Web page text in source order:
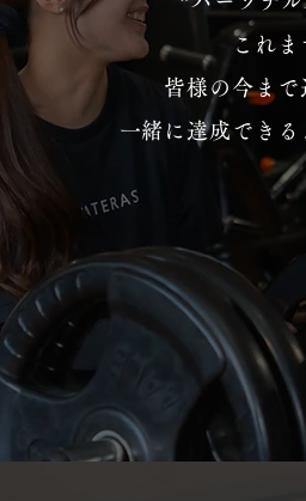
これ
皆様の今ま
一緒に達成できる